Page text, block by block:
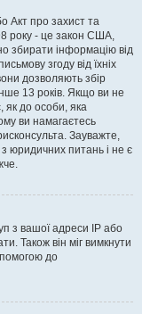
Акт про захист та
року - це закон США,
збирати інформацію від
згоду від їхніх
дозволяють збір
13 років. Якщо ви не
як до особи, яка
ви намагаєтесь
Зауважте,
юридичних питань і не є
з вашої адреси IP або
Також він міг вимкнути
до